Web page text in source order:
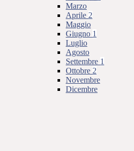
Marzo
Aprile 2
Maggio
Giugno 1
Luglio
Agosto
Settembre 1
Ottobre 2
Novembre
Dicembre